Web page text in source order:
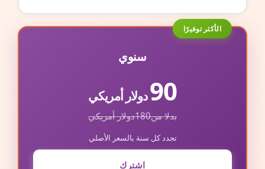
الأكثر توفيرًا
سنوي
90دولار أمريكي
بدلا من180دولار أمريكي
تجدد كل سنة بالسعر الأصلي
اشترك